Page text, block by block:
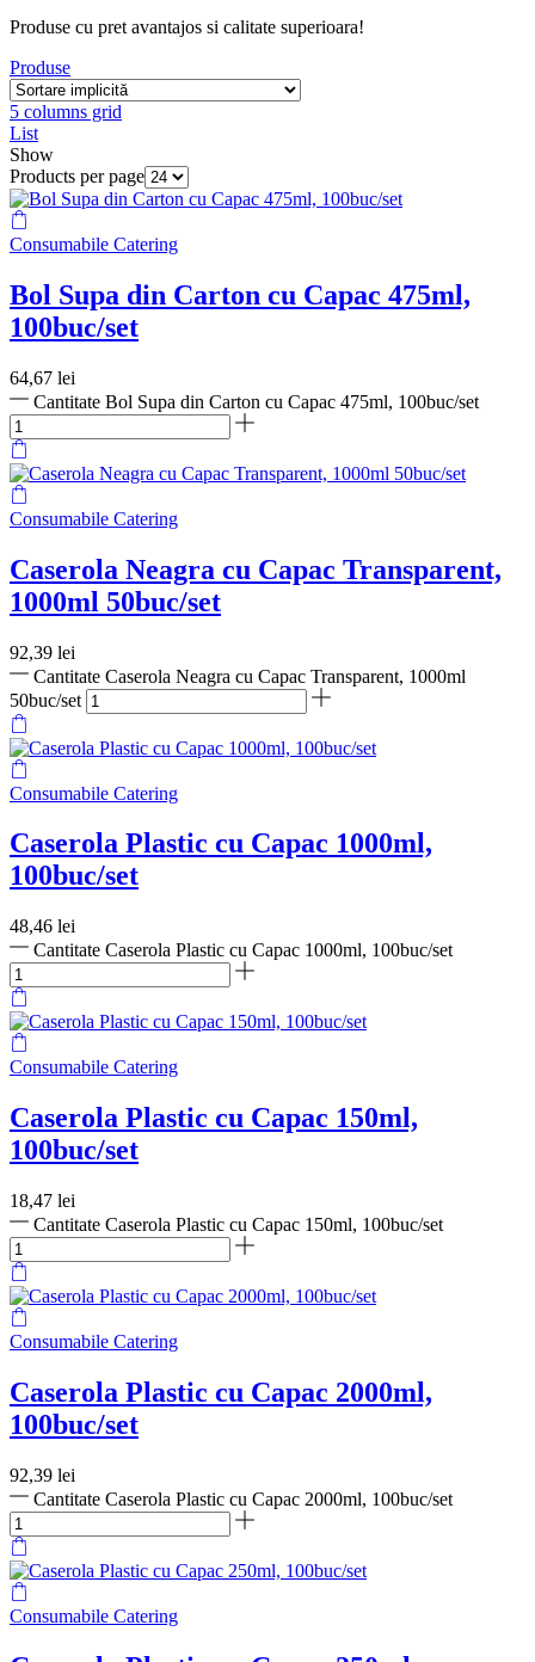
Produse cu pret avantajos si calitate superioara!
Produse
5 columns grid
List
Show
Products per page
Consumabile Catering
Bol Supa din Carton cu Capac 475ml,
100buc/set
64,67 lei
Cantitate Bol Supa din Carton cu Capac 475ml, 100buc/set
Consumabile Catering
Caserola Neagra cu Capac Transparent,
1000ml 50buc/set
92,39 lei
Cantitate Caserola Neagra cu Capac Transparent, 1000ml
50buc/set
Consumabile Catering
Caserola Plastic cu Capac 1000ml,
100buc/set
48,46 lei
Cantitate Caserola Plastic cu Capac 1000ml, 100buc/set
Consumabile Catering
Caserola Plastic cu Capac 150ml,
100buc/set
18,47 lei
Cantitate Caserola Plastic cu Capac 150ml, 100buc/set
Consumabile Catering
Caserola Plastic cu Capac 2000ml,
100buc/set
92,39 lei
Cantitate Caserola Plastic cu Capac 2000ml, 100buc/set
Consumabile Catering